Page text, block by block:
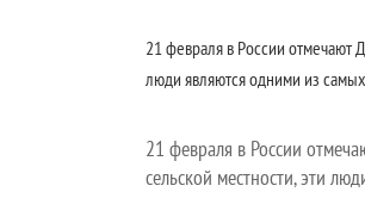
21 февраля в России
люди являются одними из
21 февраля в России
сельской местности, эти